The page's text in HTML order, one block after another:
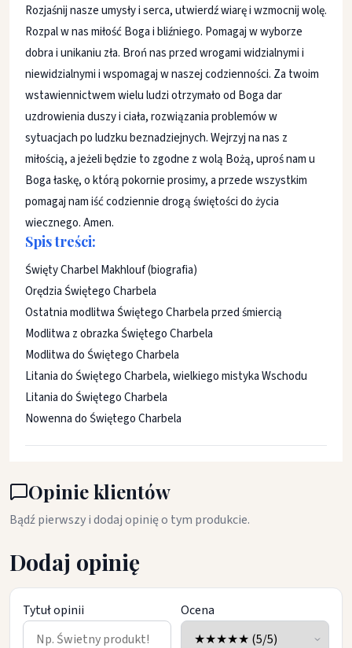
Rozjaśnij nasze umysły i serca, utwierdź wiarę i wzmocnij wolę.
Rozpal w nas miłość Boga i bliźniego. Pomagaj w wyborze
dobra i unikaniu zła. Broń nas przed wrogami widzialnymi i
niewidzialnymi i wspomagaj w naszej codzienności. Za twoim
wstawiennictwem wielu ludzi otrzymało od Boga dar
uzdrowienia duszy i ciała, rozwiązania problemów w
sytuacjach po ludzku beznadziejnych. Wejrzyj na nas z
miłością, a jeżeli będzie to zgodne z wolą Bożą, uproś nam u
Boga łaskę, o którą pokornie prosimy, a przede wszystkim
pomagaj nam iść codziennie drogą świętości do życia
wiecznego. Amen.
Spis treści:
Święty Charbel Makhlouf (biografia)
Orędzia Świętego Charbela
Ostatnia modlitwa Świętego Charbela przed śmiercią
Modlitwa z obrazka Świętego Charbela
Modlitwa do Świętego Charbela
Litania do Świętego Charbela, wielkiego mistyka Wschodu
Litania do Świętego Charbela
Nowenna do Świętego Charbela
Opinie klientów
Bądź pierwszy i dodaj opinię o tym produkcie.
Dodaj opinię
Tytuł opinii Ocena